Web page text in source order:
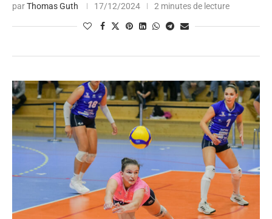
parThomas Guth 17/12/2024 2 minutes de lecture